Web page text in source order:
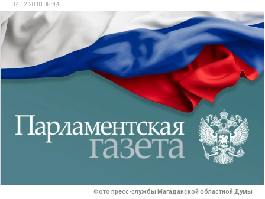
04.12.2018 08:44
Фото пресс-службы Магаданской областной Думы